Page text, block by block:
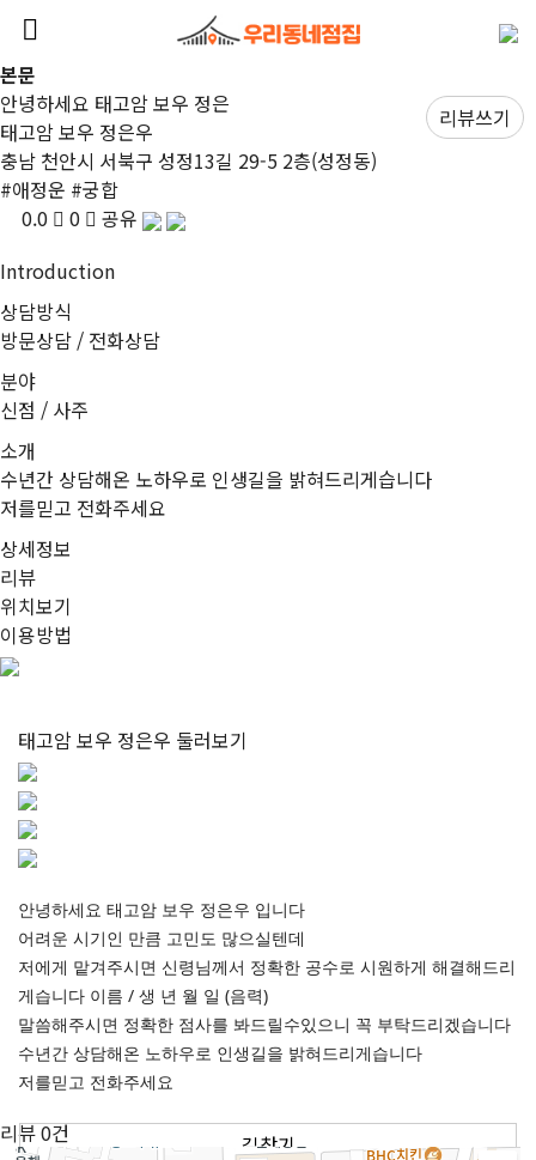
본문
안녕하세요 태고암 보우 정은
태고암 보우 정은우
충남 천안시 서북구 성정13길 29-5 2층(성정동)
#애정운 #궁합
0.0
0
공유
Introduction
상담방식
방문상담 / 전화상담
분야
신점 / 사주
소개
수년간 상담해온 노하우로 인생길을 밝혀드리게습니다
저를믿고 전화주세요
상세정보
리뷰
위치보기
이용방법
태고암 보우 정은우 둘러보기
안녕하세요 태고암 보우 정은우 입니다
어려운 시기인 만큼 고민도 많으실텐데
저에게 맡겨주시면 신령님께서 정확한 공수로 시원하게 해결해드리
게습니다 이름 / 생 년 월 일 (음력)
말씀해주시면 정확한 점사를 봐드릴수있으니 꼭 부탁드리겠습니다
수년간 상담해온 노하우로 인생길을 밝혀드리게습니다
저를믿고 전화주세요
리뷰0건
리뷰쓰기
길찾기